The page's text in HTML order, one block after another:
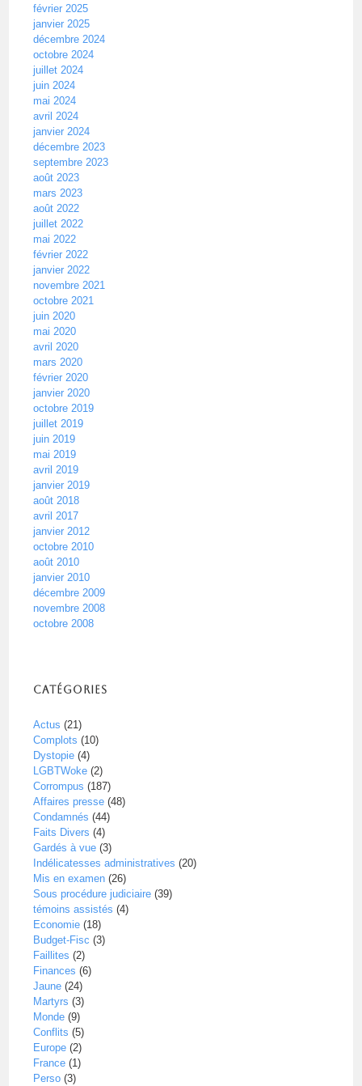
février 2025
janvier 2025
décembre 2024
octobre 2024
juillet 2024
juin 2024
mai 2024
avril 2024
janvier 2024
décembre 2023
septembre 2023
août 2023
mars 2023
août 2022
juillet 2022
mai 2022
février 2022
janvier 2022
novembre 2021
octobre 2021
juin 2020
mai 2020
avril 2020
mars 2020
février 2020
janvier 2020
octobre 2019
juillet 2019
juin 2019
mai 2019
avril 2019
janvier 2019
août 2018
avril 2017
janvier 2012
octobre 2010
août 2010
janvier 2010
décembre 2009
novembre 2008
octobre 2008
Catégories
Actus (21)
Complots (10)
Dystopie (4)
LGBTWoke (2)
Corrompus (187)
Affaires presse (48)
Condamnés (44)
Faits Divers (4)
Gardés à vue (3)
Indélicatesses administratives (20)
Mis en examen (26)
Sous procédure judiciaire (39)
témoins assistés (4)
Economie (18)
Budget-Fisc (3)
Faillites (2)
Finances (6)
Jaune (24)
Martyrs (3)
Monde (9)
Conflits (5)
Europe (2)
France (1)
Perso (3)